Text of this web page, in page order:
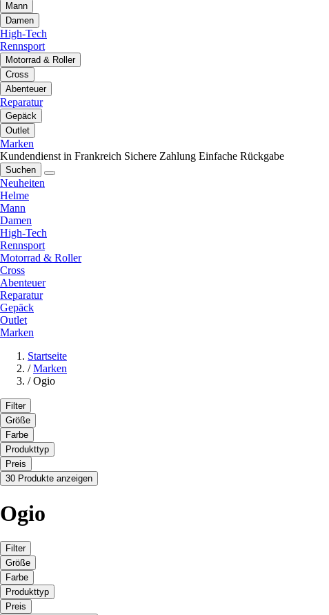
Mann
Damen
High-Tech
Rennsport
Motorrad & Roller
Cross
Abenteuer
Reparatur
Gepäck
Outlet
Marken
Kundendienst in Frankreich Sichere Zahlung Einfache Rückgabe
Suchen
Neuheiten
Helme
Mann
Damen
High-Tech
Rennsport
Motorrad & Roller
Cross
Abenteuer
Reparatur
Gepäck
Outlet
Marken
Startseite
/ Marken
/ Ogio
Filter
Größe
Farbe
Produkttyp
Preis
30 Produkte anzeigen
Ogio
Filter
Größe
Farbe
Produkttyp
Preis